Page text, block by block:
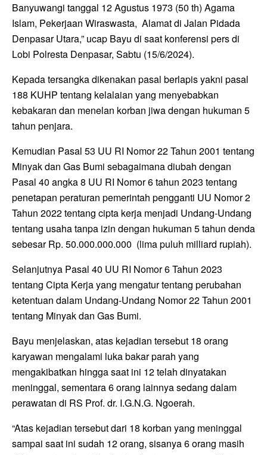
Banyuwangi tanggal 12 Agustus 1973 (50 th) Agama
Islam, Pekerjaan Wiraswasta, Alamat di Jalan Pidada
Denpasar Utara,” ucap Bayu di saat konferensi pers di
Lobi Polresta Denpasar, Sabtu (15/6/2024).
Kepada tersangka dikenakan pasal berlapis yakni pasal
188 KUHP tentang kelalaian yang menyebabkan
kebakaran dan menelan korban jiwa dengan hukuman 5
tahun penjara.
Kemudian Pasal 53 UU RI Nomor 22 Tahun 2001 tentang
Minyak dan Gas Bumi sebagaimana diubah dengan
Pasal 40 angka 8 UU RI Nomor 6 tahun 2023 tentang
penetapan peraturan pemerintah pengganti UU Nomor 2
Tahun 2022 tentang cipta kerja menjadi Undang-Undang
tentang usaha tanpa izin dengan hukuman 5 tahun denda
sebesar Rp. 50.000.000.000 (lima puluh milliard rupiah).
Selanjutnya Pasal 40 UU RI Nomor 6 Tahun 2023
tentang Cipta Kerja yang mengatur tentang perubahan
ketentuan dalam Undang-Undang Nomor 22 Tahun 2001
tentang Minyak dan Gas Bumi.
Bayu menjelaskan, atas kejadian tersebut 18 orang
karyawan mengalami luka bakar parah yang
mengakibatkan hingga saat ini 12 telah dinyatakan
meninggal, sementara 6 orang lainnya sedang dalam
perawatan di RS Prof. dr. I.G.N.G. Ngoerah.
“Atas kejadian tersebut dari 18 korban yang meninggal
sampai saat ini sudah 12 orang, sisanya 6 orang masih